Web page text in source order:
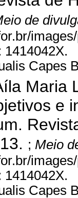
de
1414042X.
Capes
Maria
e
; Meio
1414042X.
Capes